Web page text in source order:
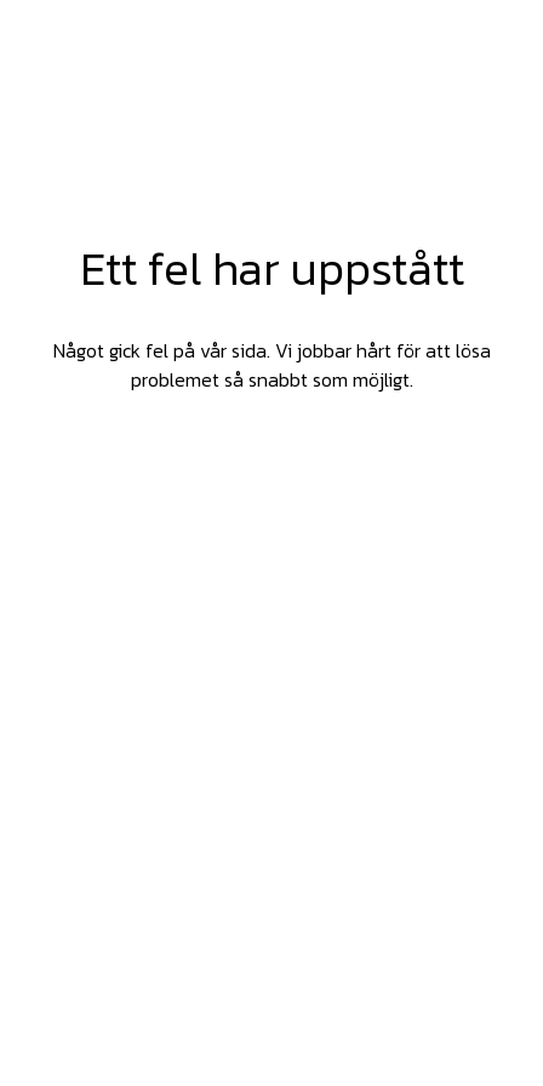
Ett fel har uppstått
Något gick fel på vår sida. Vi jobbar hårt för att lösa
problemet så snabbt som möjligt.